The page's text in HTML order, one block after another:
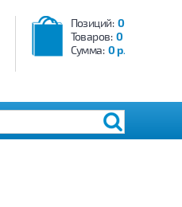
Позиций: 0
Товаров: 0
Сумма: 0 р.